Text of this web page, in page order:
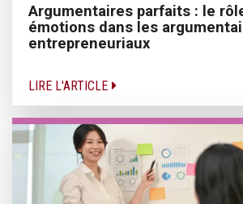
Argumentaires parfaits : le
émotions dans les
entrepreneuriaux
LIRE L'ARTICLE